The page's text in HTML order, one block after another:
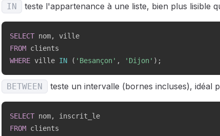
IN teste l'appartenance à une liste, bien plus lisible
SELECT nom,
FROM
WHERE ville IN ( 'Besançon' , 'Dijon' ) ;
BETWEEN teste un intervalle (bornes incluses), idéal
SELECT nom,
FROM